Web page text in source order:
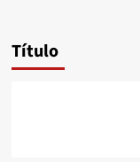
Título